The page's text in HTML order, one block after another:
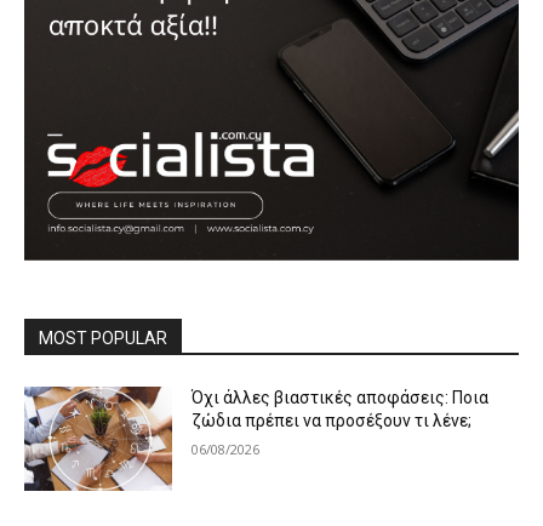
MOST POPULAR
Όχι άλλες βιαστικές αποφάσεις: Ποια
ζώδια πρέπει να προσέξουν τι λένε;
06/08/2026